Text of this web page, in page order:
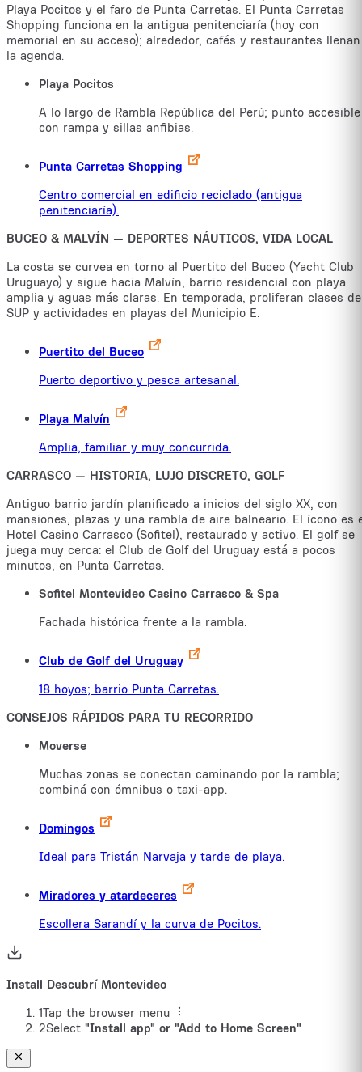
Playa Pocitos y el faro de Punta Carretas. El Punta Carretas
Shopping funciona en la antigua penitenciaría (hoy con
memorial en su acceso); alrededor, cafés y restaurantes llenan
la agenda.
Playa Pocitos
A lo largo de Rambla República del Perú; punto accesible
con rampa y sillas anfibias.
Punta Carretas Shopping
Centro comercial en edificio reciclado (antigua
penitenciaría).
BUCEO & MALVÍN — DEPORTES NÁUTICOS, VIDA LOCAL
La costa se curvea en torno al Puertito del Buceo (Yacht Club
Uruguayo) y sigue hacia Malvín, barrio residencial con playa
amplia y aguas más claras. En temporada, proliferan clases de
SUP y actividades en playas del Municipio E.
Puertito del Buceo
Puerto deportivo y pesca artesanal.
Playa Malvín
Amplia, familiar y muy concurrida.
CARRASCO — HISTORIA, LUJO DISCRETO, GOLF
Antiguo barrio jardín planificado a inicios del siglo XX, con
mansiones, plazas y una rambla de aire balneario. El ícono es
Hotel Casino Carrasco (Sofitel), restaurado y activo. El golf se
juega muy cerca: el Club de Golf del Uruguay está a pocos
minutos, en Punta Carretas.
Sofitel Montevideo Casino Carrasco & Spa
Fachada histórica frente a la rambla.
Club de Golf del Uruguay
18 hoyos; barrio Punta Carretas.
CONSEJOS RÁPIDOS PARA TU RECORRIDO
Moverse
Muchas zonas se conectan caminando por la rambla;
combiná con ómnibus o taxi-app.
Domingos
Ideal para Tristán Narvaja y tarde de playa.
Miradores y atardeceres
Escollera Sarandí y la curva de Pocitos.
Install Descubrí Montevideo
1Tap the browser menu
2Select "Install app" or "Add to Home Screen"